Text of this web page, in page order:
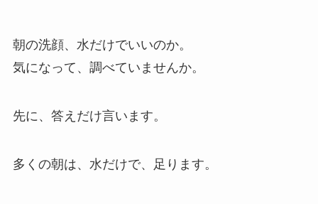
朝の洗顔、水だけでいいのか。
気になって、調べていませんか。
先に、答えだけ言います。
多くの朝は、水だけで、足ります。